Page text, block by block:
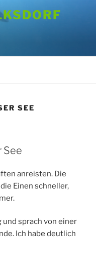
SEE
See
anreisten. Die
Einen schneller,
und sprach von einer
Ich habe deutlich